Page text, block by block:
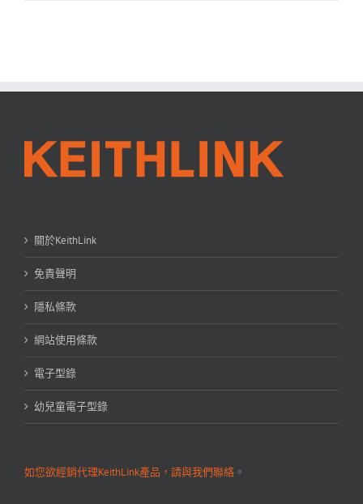
關於KeithLink
免責聲明
隱私條款
網站使用條款
電子型錄
幼兒童電子型錄
如您欲經銷代理KeithLink產品，請與我們聯絡 。